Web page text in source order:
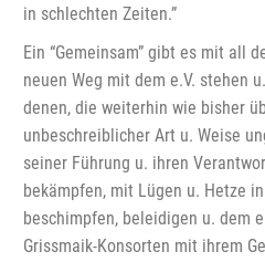
in schlechten Zeiten.”
Ein “Gemeinsam” gibt es mit all
neuen Weg mit dem e.V. stehen
denen, die weiterhin wie bisher
unbeschreiblicher Art u. Weise
seiner Führung u. ihren
bekämpfen, mit Lügen u. Hetze
beschimpfen, beleidigen u. dem
Grissmaik-Konsorten mit ihrem